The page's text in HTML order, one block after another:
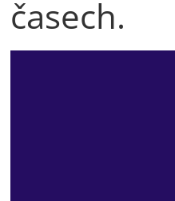
časech.